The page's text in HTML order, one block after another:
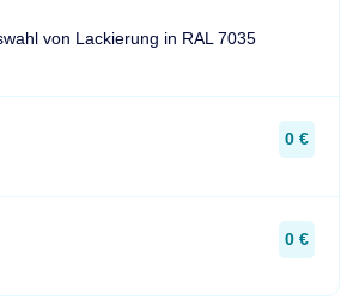
von Lackierung in RAL 7035
0 €
0 €